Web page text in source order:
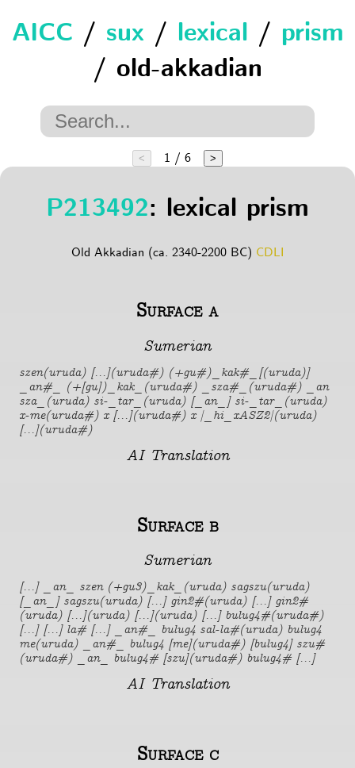
AICC / sux / lexical / prism
/ old-akkadian
< 1 / 6 >
P213492: lexical prism
Old Akkadian (ca. 2340-2200 BC) CDLI
Surface a
Sumerian
szen(uruda) [...](uruda#) (+gu#)_kak#_[(uruda)]
_an#_ (+[gu])_kak_(uruda#) _sza#_(uruda#) _an
sza_(uruda) si-_tar_(uruda) [_an_] si-_tar_(uruda)
x-me(uruda#) x [...](uruda#) x |_hi_xASZ2|(uruda)
[...](uruda#)
AI Translation
Surface b
Sumerian
[...] _an_ szen (+gu3)_kak_(uruda) sagszu(uruda)
[_an_] sagszu(uruda) [...] gin2#(uruda) [...] gin2#
(uruda) [...](uruda) [...](uruda) [...] bulug4#(uruda#)
[...] [...] la# [...] _an#_ bulug4 sal-la#(uruda) bulug4
me(uruda) _an#_ bulug4 [me](uruda#) [bulug4] szu#
(uruda#) _an_ bulug4# [szu](uruda#) bulug4# [...]
AI Translation
Surface c